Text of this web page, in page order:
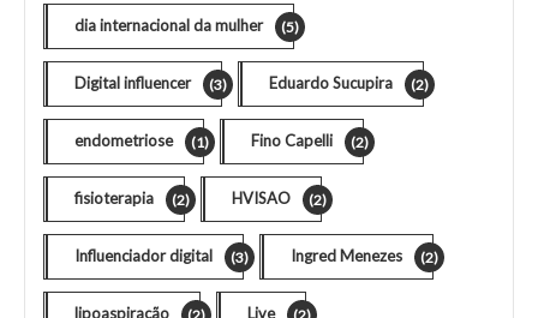
dia internacional da mulher (5)
Digital influencer (3) Eduardo Sucupira (2)
endometriose (1) Fino Capelli (2)
fisioterapia (2) HVISAO (2)
Influenciador digital (3) Ingred Menezes (2)
lipoaspiração Live